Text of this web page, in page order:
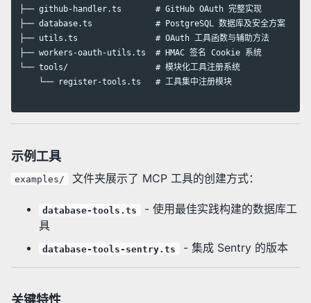
├── github-handler.ts       # GitHub OAuth 完整实现
├── database.ts             # PostgreSQL 数据库及安全方案
├── utils.ts                # OAuth 工具函数与辅助方法
├── workers-oauth-utils.ts  # HMAC 签名 Cookie 系统
└── tools/                  # 模块化工具注册系统
    └── register-tools.ts   # 工具集中注册模块
示例工具
examples/ 文件夹展示了 MCP 工具的创建方式：
database-tools.ts
- 使用最佳实践构建的数据库工
具
database-tools-sentry.ts - 集成 Sentry 的版本
关键特性